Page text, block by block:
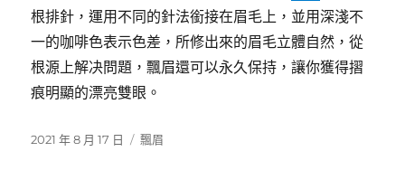
根排針，運用不同的針法銜接在眉毛上，並用深淺不
一的咖啡色表示色差，所修出來的眉毛立體自然，從
根源上解决問題，飄眉還可以永久保持，讓你獲得摺
痕明顯的漂亮雙眼。
發
2021 年 8 月 17 日
分
飄眉